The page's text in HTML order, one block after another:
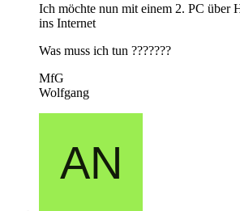
Ich möchte nun mit einem 2. PC über
ins Internet
Was muss ich tun ???????
MfG
Wolfgang